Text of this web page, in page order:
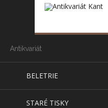
Antikvariát
BELETRIE
STARÉ TISKY